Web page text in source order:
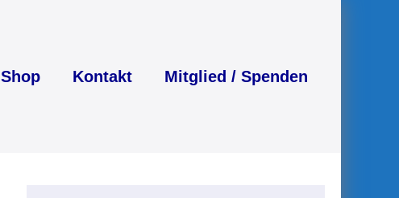
Shop Kontakt Mitglied / Spenden